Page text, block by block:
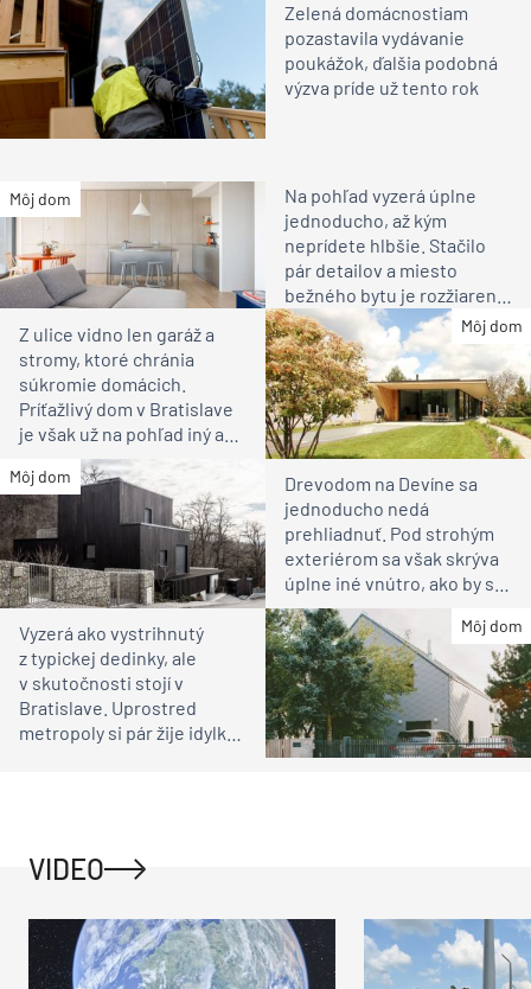
Zelená domácnostiam
pozastavila vydávanie
poukážok, ďalšia podobná
výzva príde už tento rok
Môj dom
Na pohľad vyzerá úplne
jednoducho, až kým
neprídete hlbšie. Stačilo
pár detailov a miesto
bežného bytu je rozžiarené
bývanie pre rodinu
Môj dom
Z ulice vidno len garáž a
stromy, ktoré chránia
súkromie domácich.
Príťažlivý dom v Bratislave
je však už na pohľad iný ako
susedia
Môj dom
Drevodom na Devíne sa
jednoducho nedá
prehliadnuť. Pod strohým
exteriérom sa však skrýva
úplne iné vnútro, ako by ste
čakali
Môj dom
Vyzerá ako vystrihnutý
z typickej dedinky, ale
v skutočnosti stojí v
Bratislave. Uprostred
metropoly si pár žije idylku
VIDEO